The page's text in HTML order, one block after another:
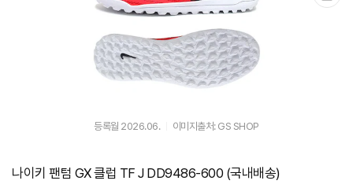
등록월 2026.06. 이미지출처: GS SHOP
나이키 팬텀 GX 클럽 TF J DD9486-600 (국내배송)